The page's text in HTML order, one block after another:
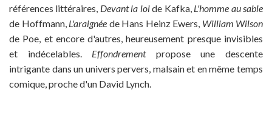
références littéraires, Devant la loide Kafka, L'homme au sable
de Hoffmann, L'araignée de Hans Heinz Ewers, William Wilson
de Poe, et encore d'autres, heureusement presque invisibles
et indécelables. Effondrementpropose une descente
intrigante dans un univers pervers, malsain et en même temps
comique, proche d'un David Lynch.